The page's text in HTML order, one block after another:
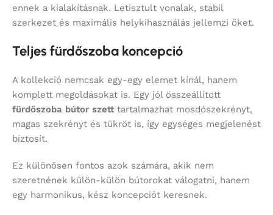
ennek a kialakításnak. Letisztult vonalak, stabil
szerkezet és maximális helykihasználás jellemzi őket.
Teljes fürdőszoba koncepció
A kollekció nemcsak egy-egy elemet kínál, hanem
komplett megoldásokat is. Egy jól összeállított
fürdőszoba bútor szett tartalmazhat mosdószekrényt,
magas szekrényt és tükröt is, így egységes megjelenést
biztosít.
Ez különösen fontos azok számára, akik nem
szeretnének külön-külön bútorokat válogatni, hanem
egy harmonikus, kész koncepciót keresnek.